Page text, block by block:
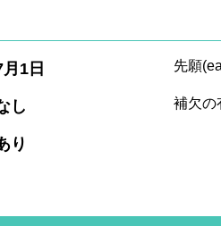
月1日 先願
し 補欠の
り